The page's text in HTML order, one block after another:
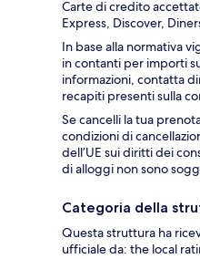
Carte di credito
Express, Discover,
In base alla normativa
in contanti per importi
informazioni, contatta
recapiti presenti sulla
Se cancelli la tua
condizioni di
dell’UE sui diritti dei
di alloggi non sono
Categoria della
Questa struttura ha
ufficiale da: the local